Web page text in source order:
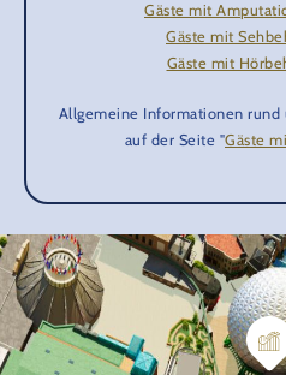
Gäste mit
Gäste mit
Gäste mit
Allgemeine Informationen rund
auf der Seite "Gäste